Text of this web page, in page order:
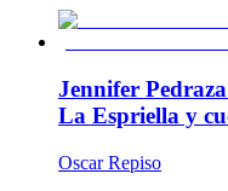
Jennifer
La Espriella y
Oscar Repiso